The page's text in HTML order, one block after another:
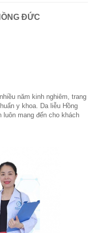
ĐỨC
năm kinh nghiêm, trang
y khoa. Da liễu Hồng
mang đến cho khách